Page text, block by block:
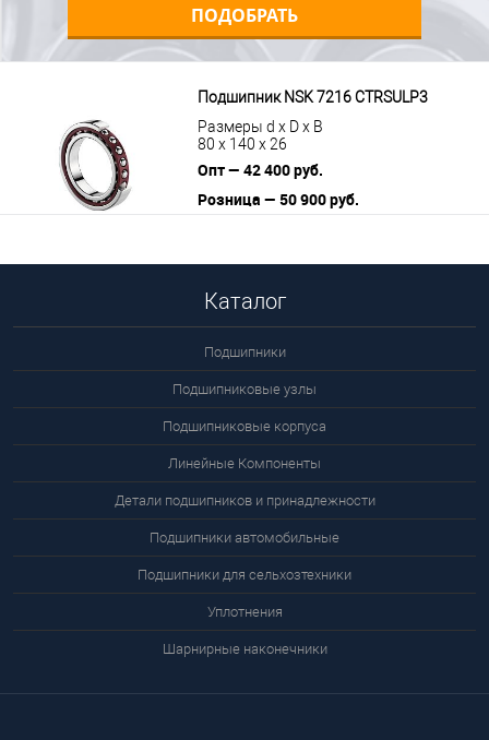
ПОДОБРАТЬ
Подшипник NSK 7216 CTRSULP3
Размеры d x D x B
80 x 140 x 26
Опт — 42 400 руб.
Розница — 50 900 руб.
Каталог
Подшипники
Подшипниковые узлы
Подшипниковые корпуса
Линейные Компоненты
Детали подшипников и принадлежности
Подшипники автомобильные
Подшипники для сельхозтехники
Уплотнения
Шарнирные наконечники